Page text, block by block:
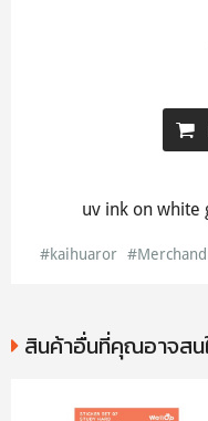
uv ink on white
#kaihuaror
สินค้าอื่นที่คุณอาจสน